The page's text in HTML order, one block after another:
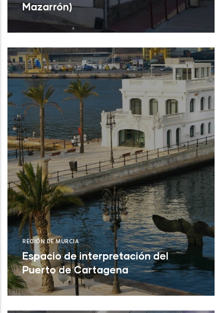
Mazarrón)
Centro Oceanográfico de Murcia del
Instituto Español de Oceanografía COMU-
IEO (San Pedro del Pinatar /Puerto de
Mazar
REGIÓN DE MURCIA
Espacio de interpretación del
Puerto de Cartagena
Cartagena (Región de Murcia)